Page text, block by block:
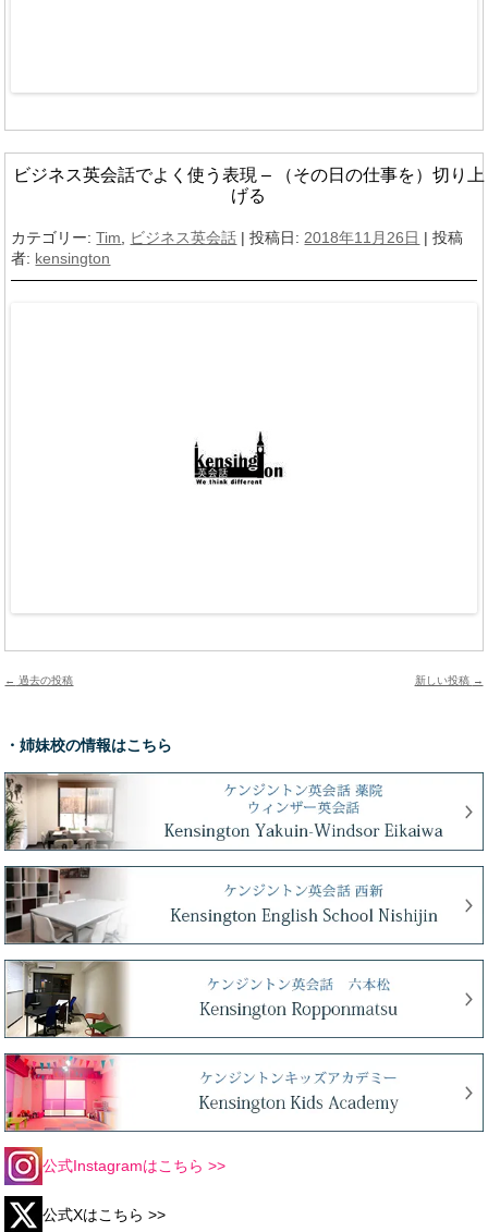
ビジネス英会話でよく使う表現 – （その日の仕事を）切り上
げる
カテゴリー:Tim ビジネス英会話 | 投稿日: 2018年11月26日 |投稿
者: kensington
投稿ナビゲーション
← 過去の投稿 新しい投稿 →
・姉妹校の情報はこちら
公式Instagramはこちら >>
公式Xはこちら >>